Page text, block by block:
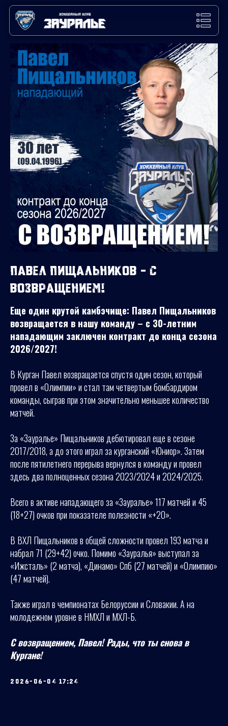
Павел Пищальников - с
возвращением!
Еще один крутой камбэчище: Павел Пищальников
возвращается в нашу команду – с 30-летним
нападающим заключен контракт до конца сезона
2026/2027!
В Курган Павел возвращается спустя один сезон, который
провел в «Олимпии» и стал там четвертым бомбардиром
команды, сыграв при этом значительно меньшее количество
матчей.
За «Зауралье» Пищальников дебютировал еще в сезоне
2017/2018, а до этого играл за курганский «Юниор». Затем
после пятилетнего перерыва вернулся в команду и провел
здесь два полноценных сезона 2023/2024 и 2024/2025.
Всего в активе нападающего за «Зауралье» 117 матчей и 45
(18+27) очков при показателе полезности «+20».
В ВХЛ Пищальников в общей сложности провел 193 матча и
набрал 71 (29+42) очко. Помимо «Зауралья» выступал за
«Ижсталь» (2 матча), «Динамо» Спб (27 матчей) и «Олимпию»
(47 матчей).
Также играл в чемпионатах Белоруссии и Словакии. А на
молодежном уровне в НМХЛ и МХЛ-Б.
С возвращением, Павел! Рады, что ты снова в
Кургане!
2026-06-04 17:24